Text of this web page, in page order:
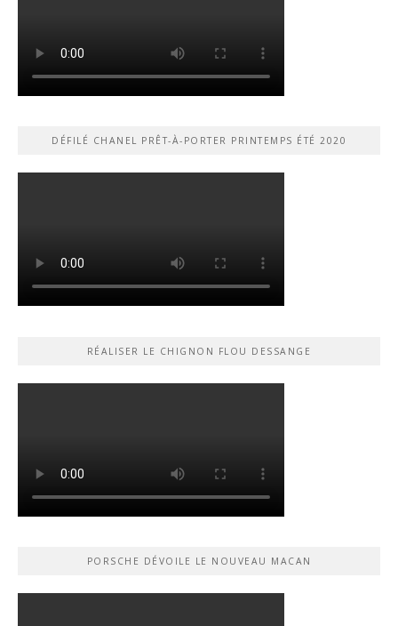
DÉFILÉ CHANEL PRÊT-À-PORTER PRINTEMPS ÉTÉ 2020
RÉALISER LE CHIGNON FLOU DESSANGE
PORSCHE DÉVOILE LE NOUVEAU MACAN